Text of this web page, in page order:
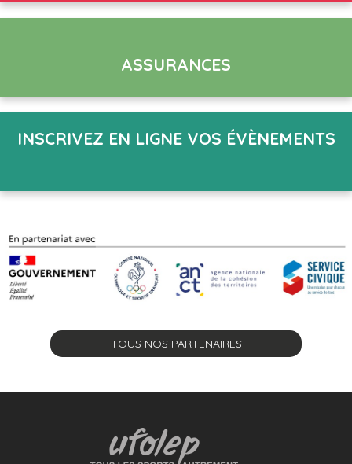
ASSURANCES
INSCRIVEZ EN LIGNE VOS ÉVÈNEMENTS
TOUS NOS PARTENAIRES